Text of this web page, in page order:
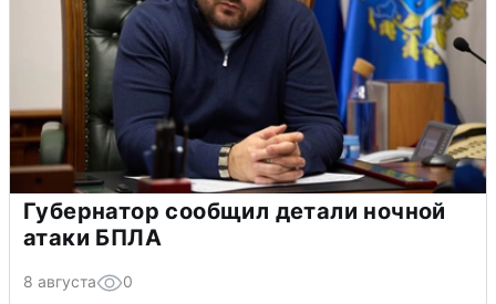
Губернатор сообщил детали ночной
атаки БПЛА
8 августа 0